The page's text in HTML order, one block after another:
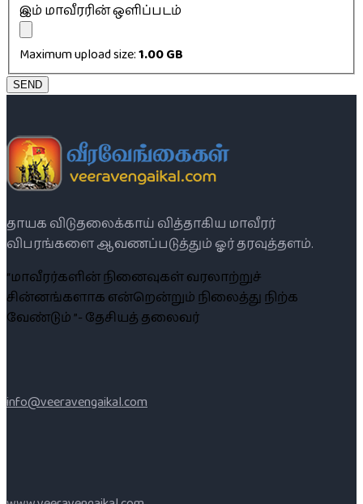
இம் மாவீரரின் ஒளிப்படம்
Maximum upload size:1.00 GB
SEND
தாயக விடுதலைக்காய் வித்தாகிய மாவீரர்
விபரங்களை ஆவணப்படுத்தும் ஓர் தரவுத்தளம்.
“மாவீரர்களின் நினைவுகள் வரலாற்றுச்
சின்னங்களாக என்றென்றும் நிலைத்து நிற்க
வேண்டும் ”- தேசியத் தலைவர்
info@veeravengaikal.com